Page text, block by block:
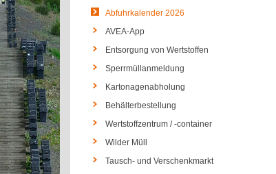
Abfuhrkalender 2026
AVEA-App
Entsorgung von Wertstoffen
Sperrmüllanmeldung
Kartonagenabholung
Behälterbestellung
Wertstoffzentrum / -container
Wilder Müll
Tausch- und Verschenkmarkt